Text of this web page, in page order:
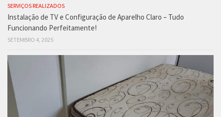
SERVIÇOS REALIZADOS
Instalação de TV e Configuração de Aparelho Claro – Tudo
Funcionando Perfeitamente!
SETEMBRO 4, 2025